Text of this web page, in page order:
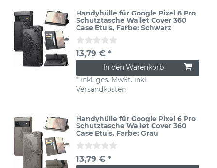
Handyhülle für Google Pixel 6 Pro
Schutztasche Wallet Cover 360
Case Etuis, Farbe: Schwarz
13,79 € *
In den Warenkorb
* inkl. ges. MwSt. inkl.
Versandkosten
Handyhülle für Google Pixel 6 Pro
Schutztasche Wallet Cover 360
Case Etuis, Farbe: Grau
13,79 € *